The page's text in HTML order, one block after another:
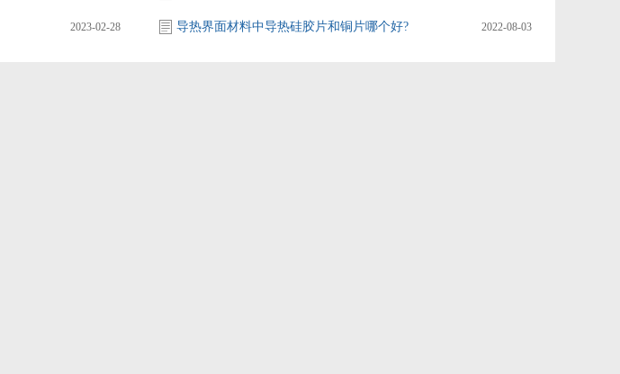
2023-02-28 导热界面材料中导热硅胶片和铜片哪个好? 2022-08-03